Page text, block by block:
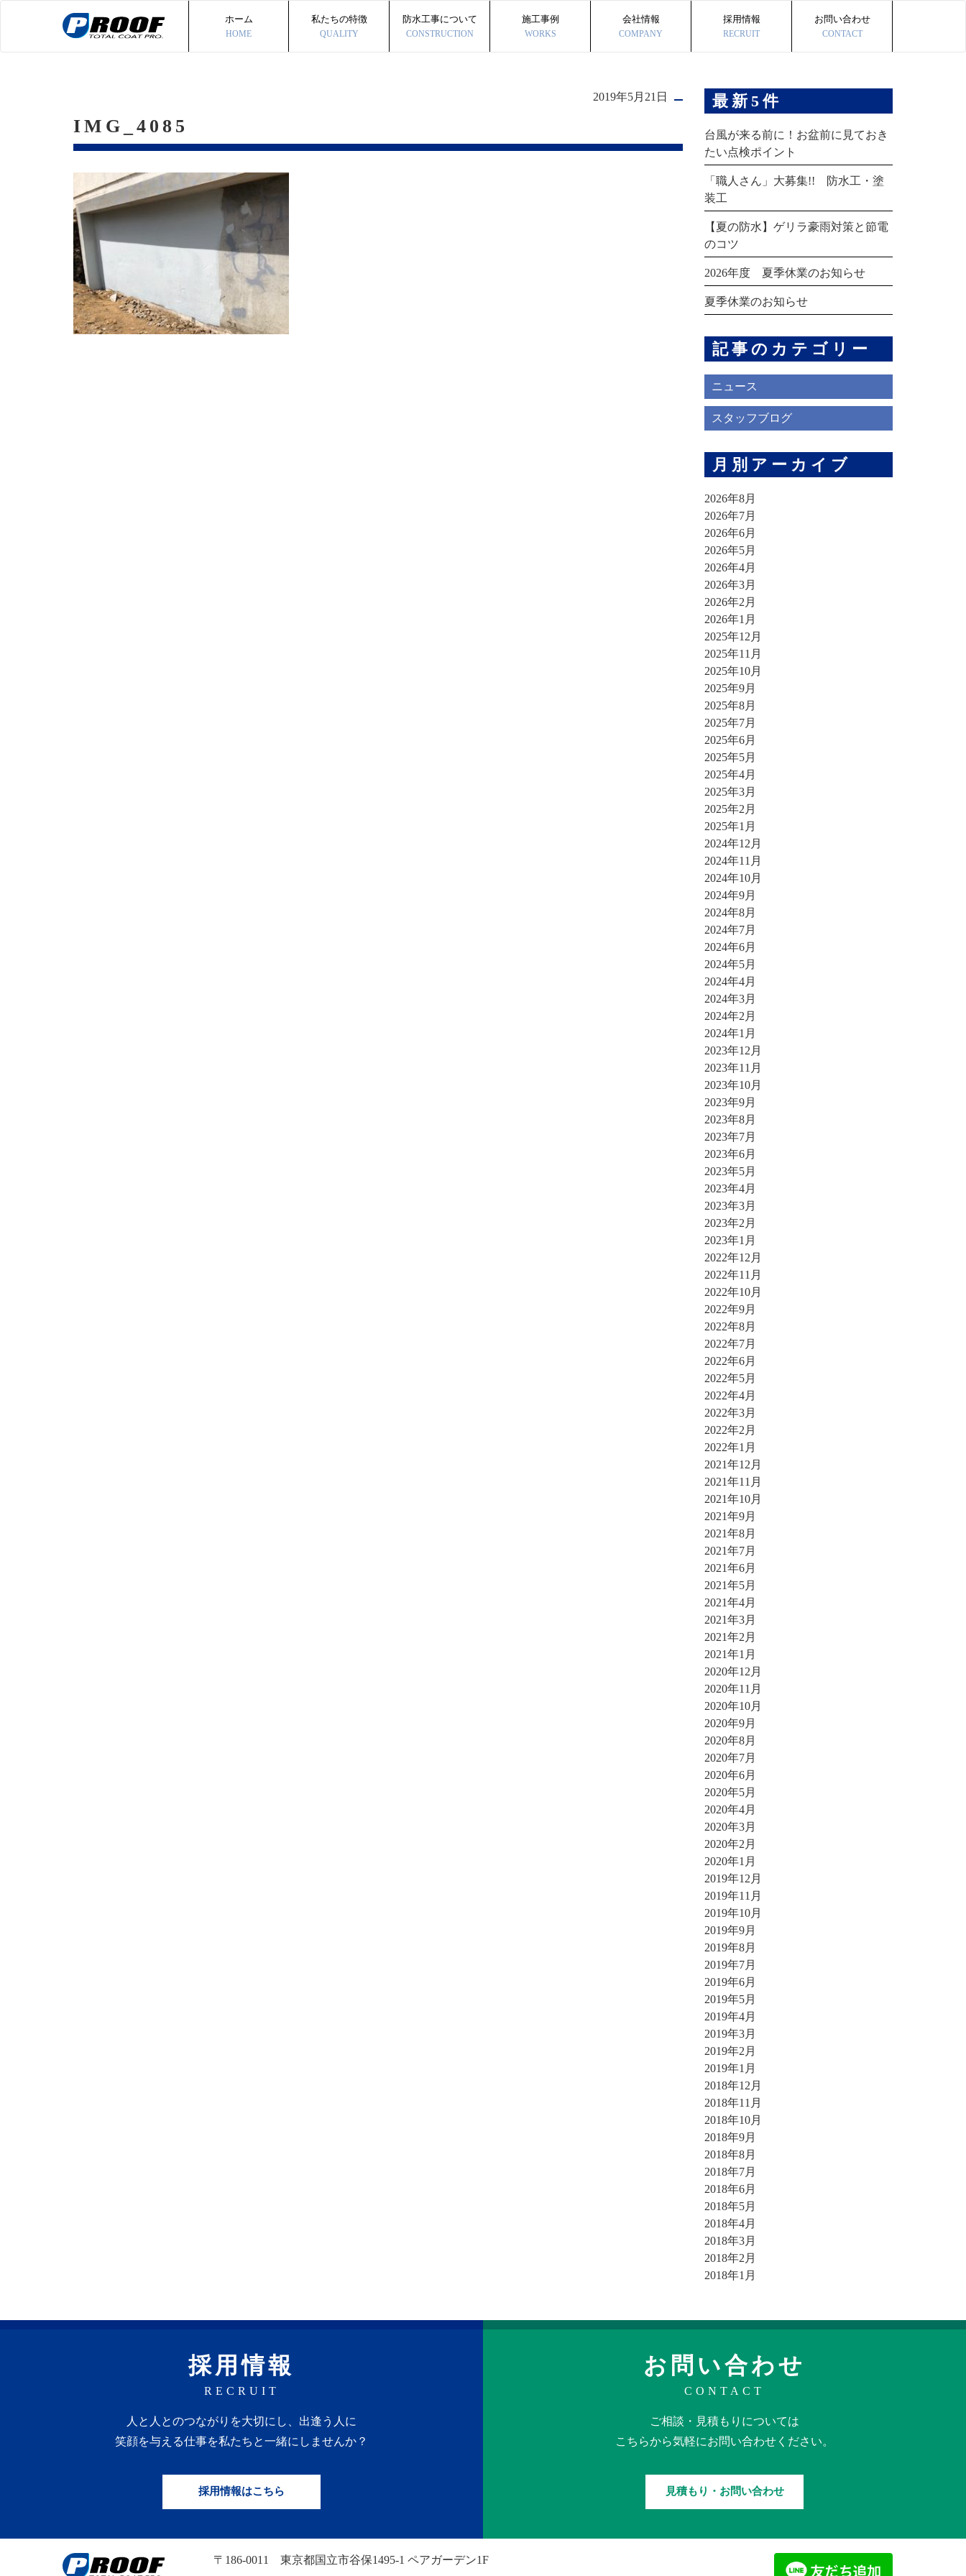
ホーム
HOME
私たちの特徴
QUALITY
防水工事について
CONSTRUCTION
施工事例
WORKS
会社情報
COMPANY
採用情報
RECRUIT
お問い合わせ
CONTACT
2019年5月21日
IMG_4085
最新5件
台風が来る前に！お盆前に見ておき
たい点検ポイント
「職人さん」大募集!! 防水工・塗
装工
【夏の防水】ゲリラ豪雨対策と節電
のコツ
2026年度 夏季休業のお知らせ
夏季休業のお知らせ
記事のカテゴリー
ニュース
スタッフブログ
月別アーカイブ
2026年8月
2026年7月
2026年6月
2026年5月
2026年4月
2026年3月
2026年2月
2026年1月
2025年12月
2025年11月
2025年10月
2025年9月
2025年8月
2025年7月
2025年6月
2025年5月
2025年4月
2025年3月
2025年2月
2025年1月
2024年12月
2024年11月
2024年10月
2024年9月
2024年8月
2024年7月
2024年6月
2024年5月
2024年4月
2024年3月
2024年2月
2024年1月
2023年12月
2023年11月
2023年10月
2023年9月
2023年8月
2023年7月
2023年6月
2023年5月
2023年4月
2023年3月
2023年2月
2023年1月
2022年12月
2022年11月
2022年10月
2022年9月
2022年8月
2022年7月
2022年6月
2022年5月
2022年4月
2022年3月
2022年2月
2022年1月
2021年12月
2021年11月
2021年10月
2021年9月
2021年8月
2021年7月
2021年6月
2021年5月
2021年4月
2021年3月
2021年2月
2021年1月
2020年12月
2020年11月
2020年10月
2020年9月
2020年8月
2020年7月
2020年6月
2020年5月
2020年4月
2020年3月
2020年2月
2020年1月
2019年12月
2019年11月
2019年10月
2019年9月
2019年8月
2019年7月
2019年6月
2019年5月
2019年4月
2019年3月
2019年2月
2019年1月
2018年12月
2018年11月
2018年10月
2018年9月
2018年8月
2018年7月
2018年6月
2018年5月
2018年4月
2018年3月
2018年2月
2018年1月
採用情報
RECRUIT
人と人とのつながりを大切にし、 出逢う人に
笑顔を与える仕事を私たちと一緒にしませんか？
採用情報はこちら
お問い合わせ
CONTACT
ご相談・見積もりについては
こちらから気軽にお問い合わせください。
見積もり・お問い合わせ
〒186-0011 東京都国立市谷保1495-1 ペアガーデン1F